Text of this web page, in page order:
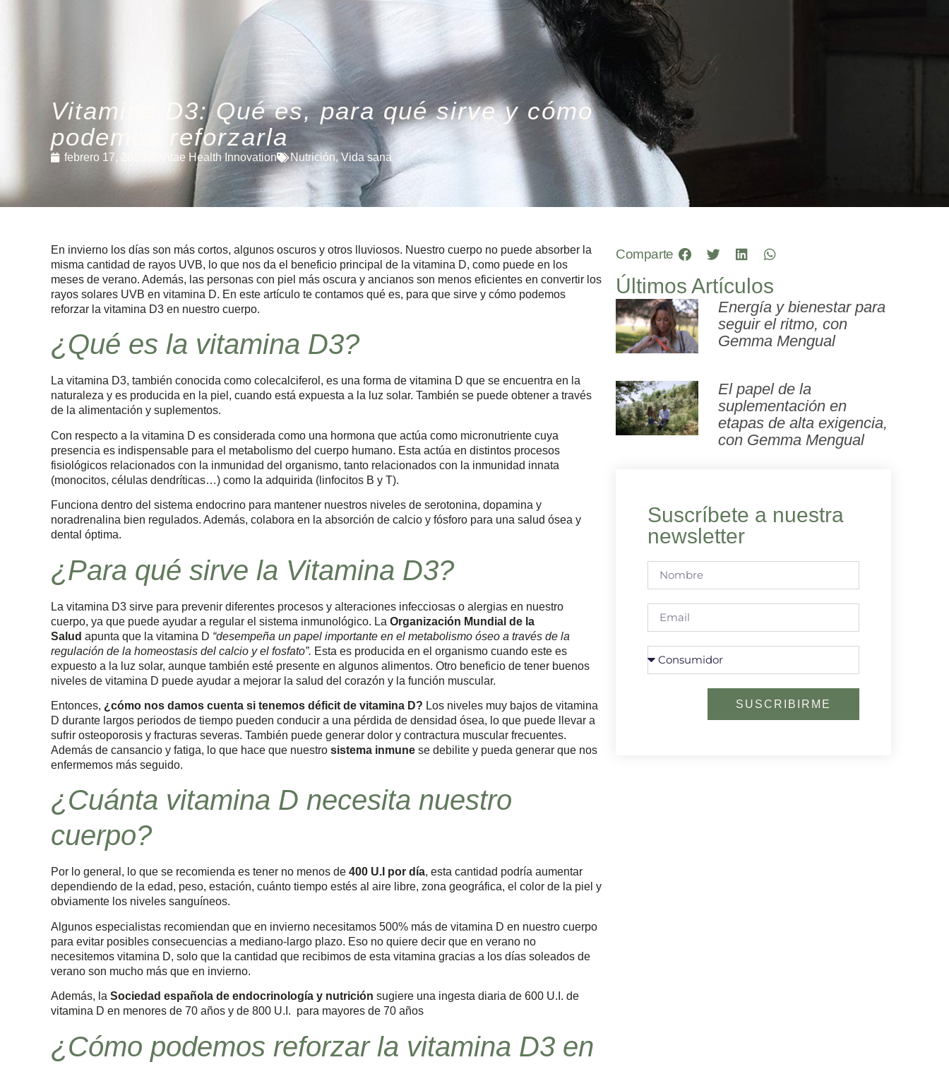
Vitamina D3: Qué es, para qué sirve y cómo
podemos reforzarla
febrero 17, 2023 Vitae Health Innovation Nutrición, Vida sana
En invierno los días son más cortos, algunos oscuros y otros lluviosos. Nuestro cuerpo no puede absorber la
misma cantidad de rayos UVB, lo que nos da el beneficio principal de la vitamina D, como puede en los
meses de verano. Además, las personas con piel más oscura y ancianos son menos eficientes en convertir los
rayos solares UVB en vitamina D. En este artículo te contamos qué es, para que sirve y cómo podemos
reforzar la vitamina D3 en nuestro cuerpo.
¿Qué es la vitamina D3?
La vitamina D3, también conocida como colecalciferol, es una forma de vitamina D que se encuentra en la
naturaleza y es producida en la piel, cuando está expuesta a la luz solar. También se puede obtener a través
de la alimentación y suplementos.
Con respecto a la vitamina D es considerada como una hormona que actúa como micronutriente cuya
presencia es indispensable para el metabolismo del cuerpo humano. Esta actúa en distintos procesos
fisiológicos relacionados con la inmunidad del organismo, tanto relacionados con la inmunidad innata
(monocitos, células dendríticas…) como la adquirida (linfocitos B y T).
Funciona dentro del sistema endocrino para mantener nuestros niveles de serotonina, dopamina y
noradrenalina bien regulados. Además, colabora en la absorción de calcio y fósforo para una salud ósea y
dental óptima.
¿Para qué sirve la Vitamina D3?
La vitamina D3 sirve para prevenir diferentes procesos y alteraciones infecciosas o alergias en nuestro
cuerpo, ya que puede ayudar a regular el sistema inmunológico. La Organización Mundial de la
Salud apunta que la vitamina D “desempeña un papel importante en el metabolismo óseo a través de la
regulación de la homeostasis del calcio y el fosfato”. Esta es producida en el organismo cuando este es
expuesto a la luz solar, aunque también esté presente en algunos alimentos. Otro beneficio de tener buenos
niveles de vitamina D puede ayudar a mejorar la salud del corazón y la función muscular.
Entonces, ¿cómo nos damos cuenta si tenemos déficit de vitamina D? Los niveles muy bajos de vitamina
D durante largos periodos de tiempo pueden conducir a una pérdida de densidad ósea, lo que puede llevar a
sufrir osteoporosis y fracturas severas. También puede generar dolor y contractura muscular frecuentes.
Además de cansancio y fatiga, lo que hace que nuestro sistema inmune se debilite y pueda generar que nos
enfermemos más seguido.
¿Cuánta vitamina D necesita nuestro
cuerpo?
Por lo general, lo que se recomienda es tener no menos de 400 U.I por día, esta cantidad podría aumentar
dependiendo de la edad, peso, estación, cuánto tiempo estés al aire libre, zona geográfica, el color de la piel y
obviamente los niveles sanguíneos.
Algunos especialistas recomiendan que en invierno necesitamos 500% más de vitamina D en nuestro cuerpo
para evitar posibles consecuencias a mediano-largo plazo. Eso no quiere decir que en verano no
necesitemos vitamina D, solo que la cantidad que recibimos de esta vitamina gracias a los días soleados de
verano son mucho más que en invierno.
Además, la Sociedad española de endocrinología y nutrición sugiere una ingesta diaria de 600 U.I. de
vitamina D en menores de 70 años y de 800 U.I. para mayores de 70 años
¿Cómo podemos reforzar la vitamina D3 en
Comparte
Últimos Artículos
Energía y bienestar para
seguir el ritmo, con
Gemma Mengual
El papel de la
suplementación en
etapas de alta exigencia,
con Gemma Mengual
Suscríbete a nuestra
newsletter
SUSCRIBIRME